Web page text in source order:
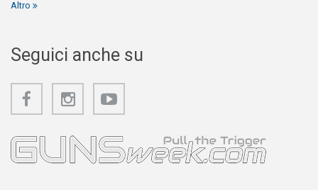
Altro
Seguici anche su